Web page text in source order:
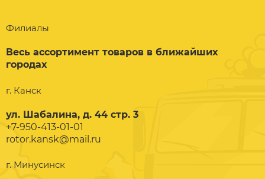
Филиалы
Весь ассортимент товаров в ближайших
городах
г. Канск
ул. Шабалина, д. 44 стр. 3
+7-950-413-01-01
rotor.kansk@mail.ru
г. Минусинск